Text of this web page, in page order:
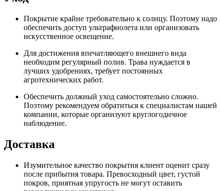
Покрытие крайне требовательно к солнцу. Поэтому надо
обеспечить доступ ультрафиолета или организовать
искусственное освещение.
Для достижения впечатляющего внешнего вида
необходим регулярный полив. Трава нуждается в
лучших удобрениях, требует постоянных
агротехнических работ.
Обеспечить должный уход самостоятельно сложно.
Поэтому рекомендуем обратиться к специалистам нашей
компании, которые организуют круглогодичное
наблюдение.
Доставка
Изумительное качество покрытия клиент оценит сразу
после прибытия товара. Превосходный цвет, густой
покров, приятная упругость не могут оставить